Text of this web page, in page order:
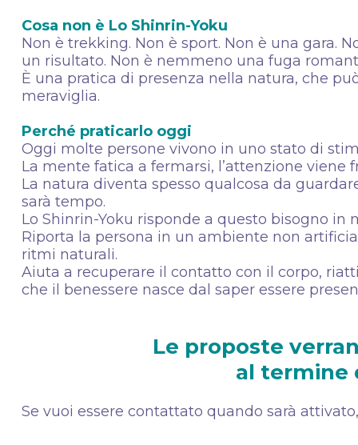
Cosa non è Lo Shinrin-Yoku
Non è trekking. Non è sport. Non è una gara.
un risultato. Non è nemmeno una fuga
È una pratica di presenza nella natura, che
meraviglia.
Perché praticarlo oggi
Oggi molte persone vivono in uno stato di
La mente fatica a fermarsi, l’attenzione viene
La natura diventa spesso qualcosa da
sarà tempo.
Lo Shinrin-Yoku risponde a questo bisogno in
Riporta la persona in un ambiente non
ritmi naturali.
Aiuta a recuperare il contatto con il corpo,
che il benessere nasce dal saper essere
Le proposte
al termine
Se vuoi essere contattato quando sarà